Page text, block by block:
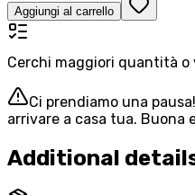
Aggiungi al carrello
Cerchi maggiori quantità o
Ci prendiamo una
arrivare a casa tua. Buona
Additional